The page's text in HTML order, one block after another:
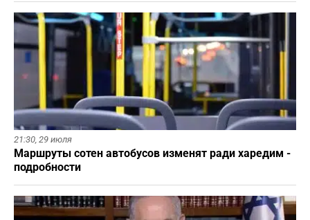
21:30, 29 июля
Маршруты сотен автобусов изменят ради харедим -
подробности